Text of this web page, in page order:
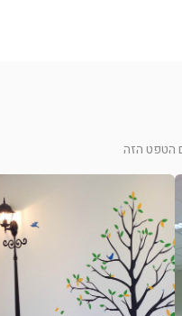
הטפט הזה